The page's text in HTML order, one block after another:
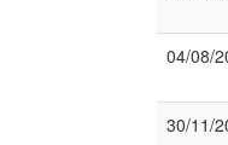
04/08/
30/11/